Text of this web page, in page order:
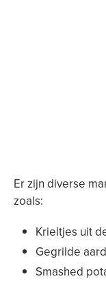
Er zijn diverse
zoals:
Krieltjes uit
Gegrilde
Smashed